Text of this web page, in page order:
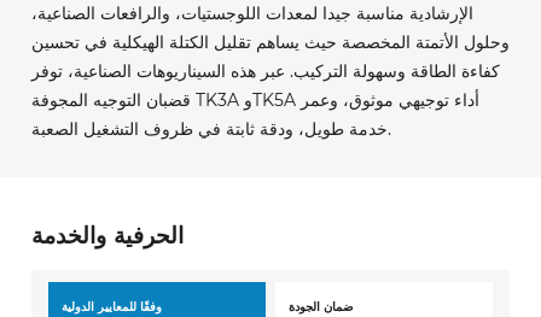
الإرشادية مناسبة جيدا لمعدات اللوجستيات، والرافعات الصناعية،
وحلول الأتمتة المخصصة حيث يساهم تقليل الكتلة الهيكلية في تحسين
كفاءة الطاقة وسهولة التركيب. عبر هذه السيناريوهات الصناعية، توفر
قضبان التوجيه المجوفة TK3A وTK5A أداء توجيهي موثوق، وعمر
خدمة طويل، ودقة ثابتة في ظروف التشغيل الصعبة.
الحرفية والخدمة
وفقًا للمعايير الدولية ضمان الجودة